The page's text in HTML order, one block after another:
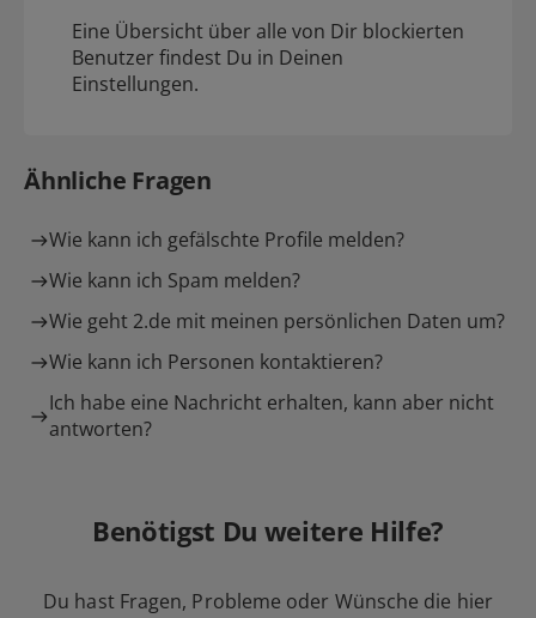
Eine Übersicht über alle von Dir blockierten
Benutzer findest Du in Deinen
Einstellungen.
Ähnliche Fragen
Wie kann ich gefälschte Profile melden?
Wie kann ich Spam melden?
Wie geht 2.de mit meinen persönlichen Daten um?
Wie kann ich Personen kontaktieren?
Ich habe eine Nachricht erhalten, kann aber nicht
antworten?
Benötigst Du weitere Hilfe?
Du hast Fragen, Probleme oder Wünsche die hier